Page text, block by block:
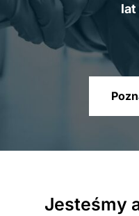
lat
Jesteśmy